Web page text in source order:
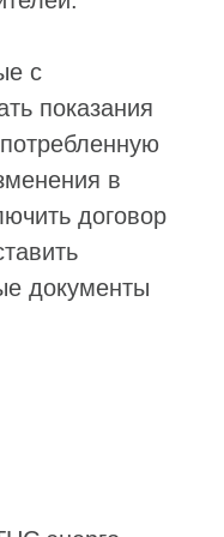
с
показания
в
договор
документы